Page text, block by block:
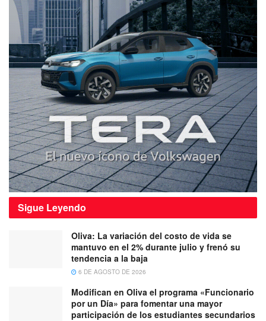
Sigue Leyendo
Oliva: La variación del costo de vida se
mantuvo en el 2% durante julio y frenó su
tendencia a la baja
6 DE AGOSTO DE 2026
Modifican en Oliva el programa «Funcionario
por un Día» para fomentar una mayor
participación de los estudiantes secundarios